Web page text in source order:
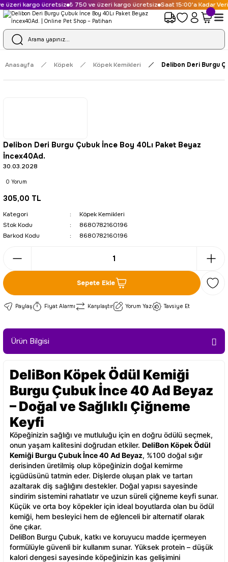
ücretsiz ₺ 750 ve üzeri kargo ücretsiz Saat 15:00'a Kadar Verilen
Anasayfa Köpek Köpek Kemikleri Delibon Deri Burgu
Delibon Deri Burgu Çubuk İnce Boy 40Lı Paket Beyaz
İncex40Ad.
30.03.2028
0 Yorum
305,00 TL
Kategori
Köpek Kemikleri
Stok Kodu
8680782160196
Barkod Kodu
8680782160196
Sepete Ekle
Paylaş Fiyat Alarmı Karşılaştır Yorum Yaz Tavsiye Et
Ürün Bilgisi
DeliBon Köpek Ödül Kemiği
Burgu Çubuk İnce 40 Ad Beyaz
– Doğal ve Sağlıklı Çiğneme
Keyfi
Köpeğinizin sağlığı ve mutluluğu için en doğru ödülü seçmek,
onun yaşam kalitesini doğrudan etkiler. DeliBon Köpek Ödül
Kemiği Burgu Çubuk İnce 40 Ad Beyaz, %100 doğal sığır
derisinden üretilmiş olup köpeğinizin doğal kemirme
içgüdüsünü tatmin eder. Dişlerde oluşan plak ve tartarı
azaltarak diş sağlığını destekler. Doğal yapısı sayesinde
sindirim sistemini rahatlatır ve uzun süreli çiğneme keyfi sunar.
Küçük ve orta boy köpekler için ideal boyutlarda olan bu ödül
kemiği, hem besleyici hem de eğlenceli bir alternatif olarak
öne çıkar.
DeliBon Burgu Çubuk, katkı ve koruyucu madde içermeyen
formülüyle güvenli bir kullanım sunar. Yüksek protein – düşük
kalori dengesi sayesinde köpeğinizin kas gelişimini